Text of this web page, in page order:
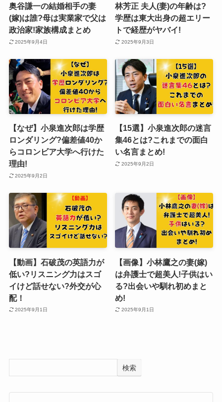
奥谷謙一の結婚相手の妻
(嫁)は誰?母は実業家で父は
政治家!家族構成まとめ
2025年9月4日
林芳正 夫人(妻)の年齢は?
学歴は東大出身の超エリー
トで経歴がヤバイ!
2025年9月3日
【なぜ】小泉進次郎は学歴
ロンダリング?偏差値40か
らコロンビア大学へ行けた
理由!
2025年9月2日
【15選】小泉進次郎の迷言
集46とは?これまでの面白
い名言まとめ!
2025年9月2日
【動画】石破茂の英語力が
低い?リスニング力はスゴ
イけど話せない?外交が心
配！
2025年9月1日
【画像】小林鷹之の妻(嫁)
は弁護士で超美人!子供はい
る?出会いや馴れ初めまと
め!
2025年9月1日
検索